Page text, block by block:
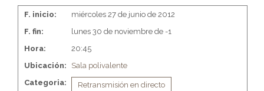
F. inicio:
miércoles 27 de junio de 2012
F. fin:
lunes 30 de noviembre de -1
Hora:
20:45
Ubicación:
Sala polivalente
Categoria:
Retransmisión en directo